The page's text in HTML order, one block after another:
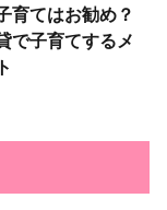
育てはお勧め？
で子育てするメ